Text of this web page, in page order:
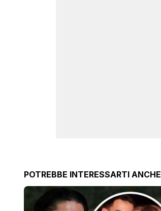
POTREBBE INTERESSARTI ANCHE